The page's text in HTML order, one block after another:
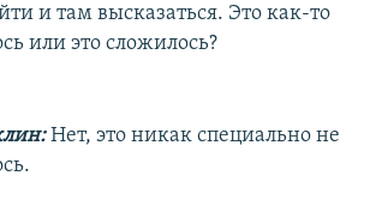
и там высказаться. Это как-то
или это сложилось?
Нет, это никак специально не